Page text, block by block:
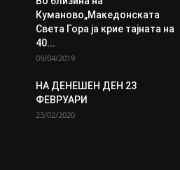
Кумановo„Македонската
Света Гора ја крие тајната на
40...
09/04/2019
НА ДЕНЕШЕН ДЕН 23
ФЕВРУАРИ
23/02/2020